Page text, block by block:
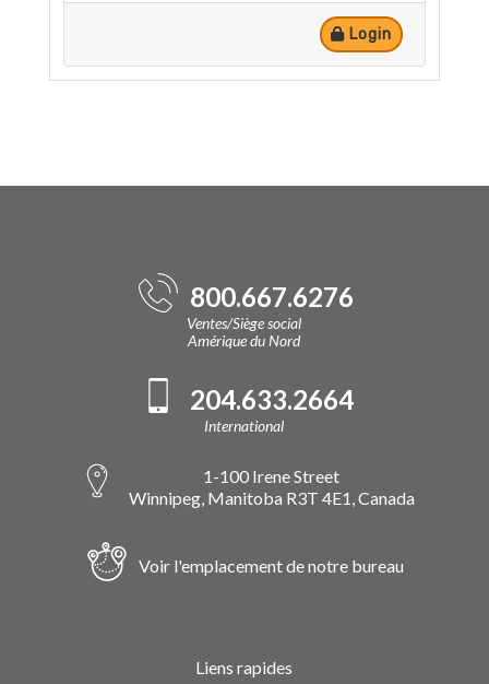
Login
800.667.6276
Ventes/Siège social
Amérique du Nord
204.633.2664
International
1-100 Irene Street
Winnipeg, Manitoba R3T 4E1, Canada
Voir l'emplacement de notre bureau
Liens rapides